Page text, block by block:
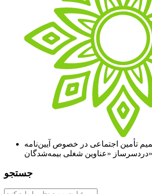
تأمین اجتماعی در خصوص آیین‌نامه
دردسرساز «عناوین شغلی بیمه‌شدگان»
جستجو